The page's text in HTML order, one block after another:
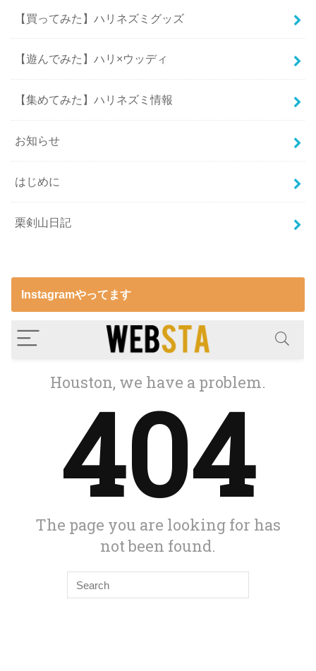
【買ってみた】ハリネズミグッズ
【遊んでみた】ハリ×ウッディ
【集めてみた】ハリネズミ情報
お知らせ
はじめに
栗剣山日記
Instagramやってます